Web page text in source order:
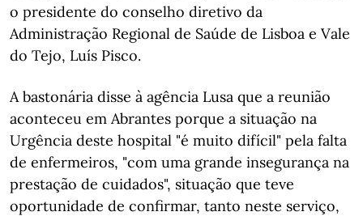
o presidente do conselho diretivo da
Administração Regional de Saúde de Lisboa e Vale
do Tejo, Luís Pisco.
A bastonária disse à agência Lusa que a reunião
aconteceu em Abrantes porque a situação na
Urgência deste hospital "é muito difícil" pela falta
de enfermeiros, "com uma grande insegurança na
prestação de cuidados", situação que teve
oportunidade de confirmar, tanto neste serviço,